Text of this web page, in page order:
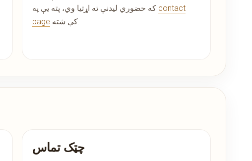
contact
page
کې شته.
چټک تماس